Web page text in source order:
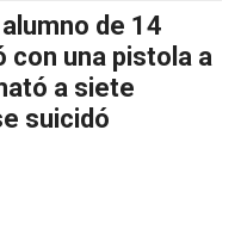
de 14
con una pistola a
a siete
suicidó